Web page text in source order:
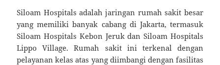
Siloam Hospitals adalah jaringan rumah sakit besar
yang memiliki banyak cabang di Jakarta, termasuk
Siloam Hospitals Kebon Jeruk dan Siloam Hospitals
Lippo Village. Rumah sakit ini terkenal dengan
pelayanan kelas atas yang diimbangi dengan fasilitas